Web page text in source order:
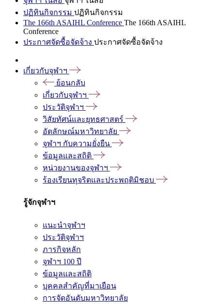
ปฏิทินกิจกรรม ปฏิทินกิจกรรม
The 166th ASAIHL Conference The 166th ASAIHL
Conference
ประกาศจัดซื้อจัดจ้าง ประกาศจัดซื้อจัดจ้าง
เกี่ยวกับจุฬาฯ
ย้อนกลับ
เกี่ยวกับจุฬาฯ
ประวัติจุฬาฯ
วิสัยทัศน์และยุทธศาสตร์
อัตลักษณ์มหาวิทยาลัย
จุฬาฯ กับความยั่งยืน
ข้อมูลและสถิติ
หน่วยงานของจุฬาฯ
ร้องเรียนทุจริตและประพฤติมิชอบ
รู้จักจุฬาฯ
แนะนำจุฬาฯ
ประวัติจุฬาฯ
ภารกิจหลัก
จุฬาฯ 100 ปี
ข้อมูลและสถิติ
บุคคลสำคัญที่มาเยือน
การจัดอันดับมหาวิทยาลัย